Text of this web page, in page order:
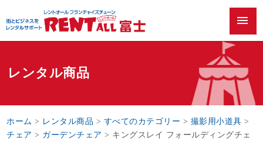
menu
レンタル商品
ホーム > レンタル商品 > すべてのカテゴリー > 撮影用小道具 >
チェア > ガーデンチェア > キングスレイ フォールディングチェ